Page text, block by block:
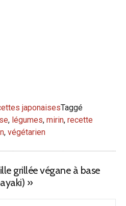
japonaisesTaggé
, légumes, mirin, recette
, végétarien
grillée végane à base
»